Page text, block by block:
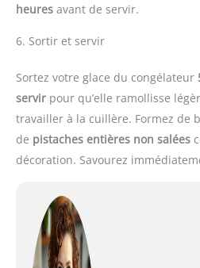
heures avant de servir.
6. Sortir et servir
Sortez votre glace du congélateur
servir pour qu’elle ramollisse
travailler à la cuillère. Formez de
de pistaches entières non salées
décoration. Savourez